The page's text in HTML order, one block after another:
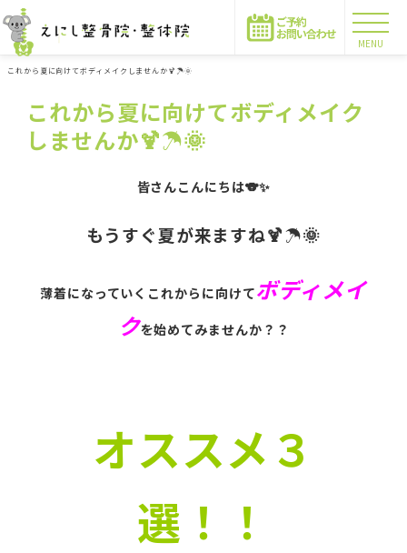
MENU
これから夏に向けてボディメイクしませんか🍹☂🌞
これから夏に向けてボディメイク
しませんか🍹☂🌞
皆さんこんにちは🐨✨
もうすぐ夏が来ますね🍹☂🌞
薄着になっていくこれからに向けてボディメイ
クを始めてみませんか？？
オススメ３
選！！